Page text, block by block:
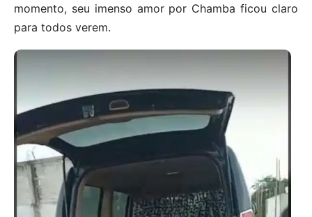
momento, seu imenso amor por Chamba ficou claro
para todos verem.